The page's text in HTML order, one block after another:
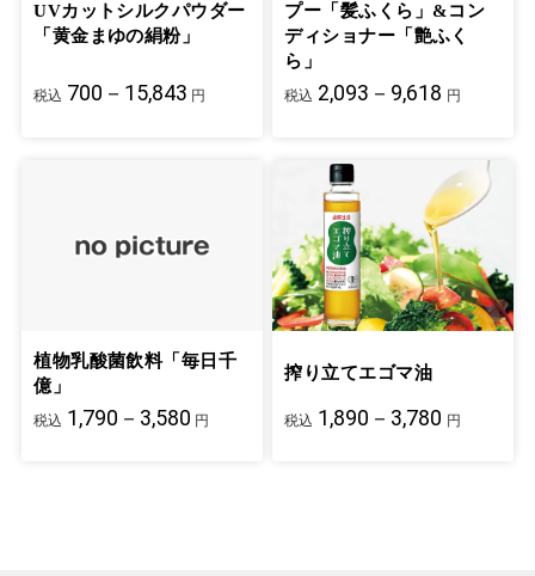
UVカットシルクパウダー
「黄金まゆの絹粉」
税込 700－15,843 円
プー「髪ふくら」&コン
ディショナー「艶ふく
ら」
税込 2,093－9,618 円
植物乳酸菌飲料「毎日千
億」
税込 1,790－3,580 円
搾り立てエゴマ油
税込 1,890－3,780 円